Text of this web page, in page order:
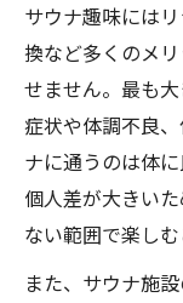
サウナ趣味には
換など多くのメ
せません。最も
症状や体調不良
ナに通うのは体
個人差が大きい
ない範囲で楽しむ
また、サウナ施